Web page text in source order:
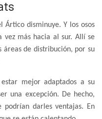
Ártico disminuye. Y los osos
vez más hacia al sur. Allí se
áreas de distribución, por su
mejor adaptados a su
una excepción. De hecho,
podrían darles ventajas. En